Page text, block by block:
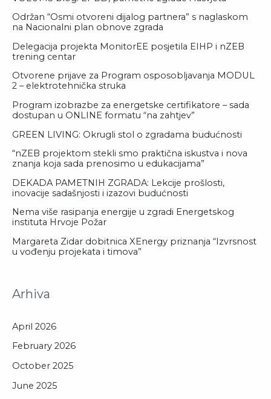
Održan “Osmi otvoreni dijalog partnera” s naglaskom
na Nacionalni plan obnove zgrada
Delegacija projekta MonitorEE posjetila EIHP i nZEB
trening centar
Otvorene prijave za Program osposobljavanja MODUL
2 – elektrotehnička struka
Program izobrazbe za energetske certifikatore – sada
dostupan u ONLINE formatu “na zahtjev”
GREEN LIVING: Okrugli stol o zgradama budućnosti
“nZEB projektom stekli smo praktična iskustva i nova
znanja koja sada prenosimo u edukacijama”
DEKADA PAMETNIH ZGRADA: Lekcije prošlosti,
inovacije sadašnjosti i izazovi budućnosti
Nema više rasipanja energije u zgradi Energetskog
instituta Hrvoje Požar
Margareta Zidar dobitnica XEnergy priznanja “Izvrsnost
u vođenju projekata i timova”
Arhiva
April 2026
February 2026
October 2025
June 2025